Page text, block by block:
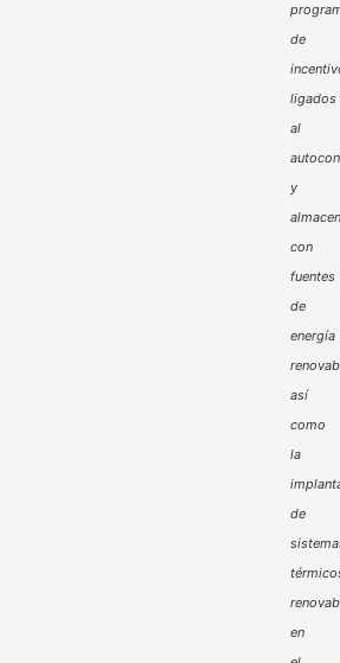
de
ligados
al
y
con
fuentes
de
energía
así
como
la
de
en